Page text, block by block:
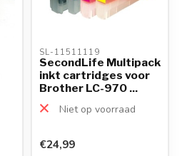
SL-11511119
SecondLife Multipack
inkt cartridges voor
Brother LC-970 ...
Niet op voorraad
€24,99